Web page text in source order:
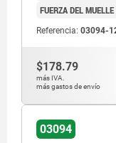
FUERZA DEL
Referencia: 03094-
$178.79
más IVA.
más gastos de envío
03094